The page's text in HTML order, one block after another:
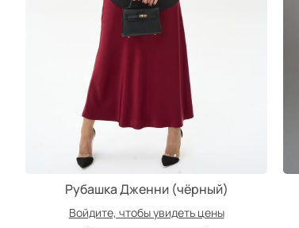
Рубашка Дженни (чёрный)
Войдите, чтобы увидеть цены